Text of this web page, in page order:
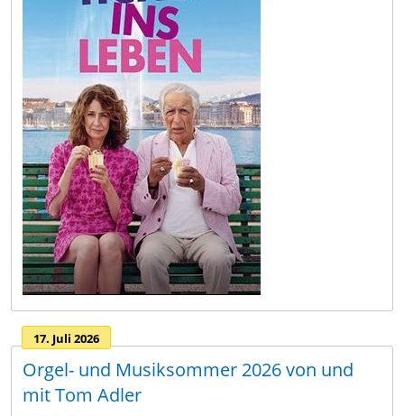
17. Juli 2026
Orgel- und Musiksommer 2026 von und
mit Tom Adler